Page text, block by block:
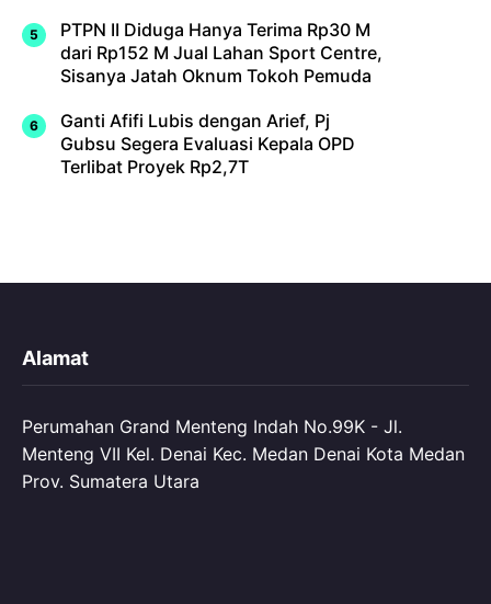
PTPN II Diduga Hanya Terima Rp30 M
dari Rp152 M Jual Lahan Sport Centre,
Sisanya Jatah Oknum Tokoh Pemuda
Ganti Afifi Lubis dengan Arief, Pj
Gubsu Segera Evaluasi Kepala OPD
Terlibat Proyek Rp2,7T
Alamat
Perumahan Grand Menteng Indah No.99K - Jl.
Menteng VII Kel. Denai Kec. Medan Denai Kota Medan
Prov. Sumatera Utara